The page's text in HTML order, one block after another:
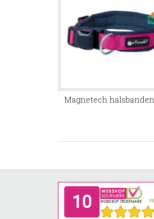
Magnetech halsbanden